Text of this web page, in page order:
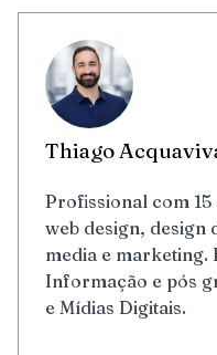
Thiago
Profissional com
web design,
media e marketing.
Informação e pós
e Mídias Digitais.